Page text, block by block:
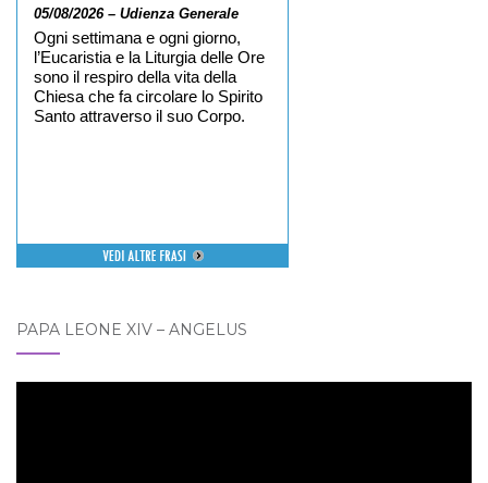
05/08/2026 – Udienza Generale
Ogni settimana e ogni giorno,
l’Eucaristia e la Liturgia delle Ore
sono il respiro della vita della
Chiesa che fa circolare lo Spirito
Santo attraverso il suo Corpo.
PAPA LEONE XIV – ANGELUS